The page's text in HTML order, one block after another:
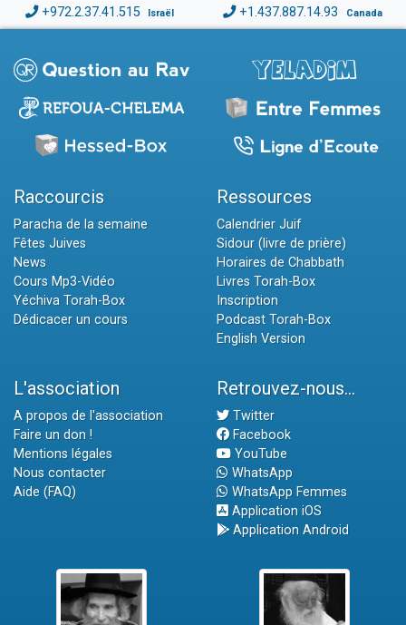
+972.2.37.41.515 Israël +1.437.887.14.93 Canada
Raccourcis
Paracha de la semaine
Fêtes Juives
News
Cours Mp3-Vidéo
Yéchiva Torah-Box
Dédicacer un cours
Ressources
Calendrier Juif
Sidour (livre de prière)
Horaires de Chabbath
Livres Torah-Box
Inscription
Podcast Torah-Box
English Version
L'association
A propos de l'association
Faire un don !
Mentions légales
Nous contacter
Aide (FAQ)
Retrouvez-nous...
Twitter
Facebook
YouTube
WhatsApp
WhatsApp Femmes
Application iOS
Application Android